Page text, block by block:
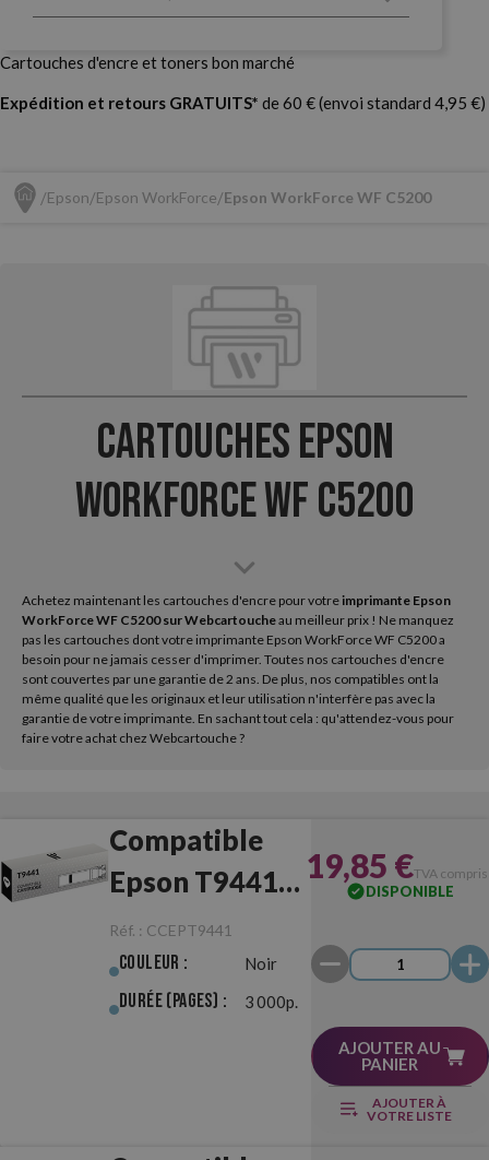
Cartouches d'encre et toners bon marché
Expédition et retours GRATUITS* de 60 € (envoi standard 4,95 €)
Epson Epson WorkForce Epson WorkForce WF C5200
Cartouches Epson
WorkForce WF C5200
Achetez maintenant les cartouches d'encre pour votre imprimante Epson
WorkForce WF C5200 surWebcartoucheau meilleur prix ! Ne manquez
pas les cartouches dont votre imprimante Epson WorkForce WF C5200 a
besoin pour ne jamais cesser d'imprimer. Toutes nos cartouches d'encre
sont couvertes par une garantie de 2 ans. De plus, nos compatibles ont la
même qualité que les originaux et leur utilisation n'interfère pas avec la
garantie de votre imprimante. En sachant tout cela : qu'attendez-vous pour
faire votre achat chez Webcartouche ?
Compatible
Epson T9441
Noir
Réf. : CCEPT9441
Couleur : Noir
Durée (pages) : 3 000p.
19,85 €TVA
DISPONIBLE
AJOUTER AU
PANIER
AJOUTER À
VOTRE LISTE